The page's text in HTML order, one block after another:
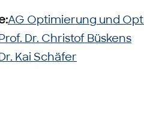
AG Optimierung und
Dr. Christof Büskens
Kai Schäfer